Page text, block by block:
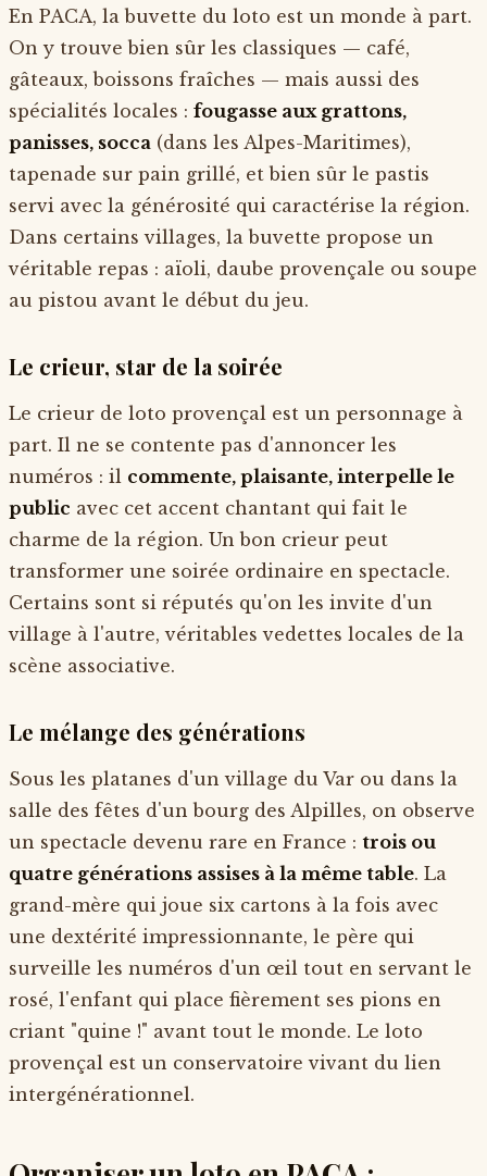
En PACA, la buvette du loto est un monde à part.
On y trouve bien sûr les classiques — café,
gâteaux, boissons fraîches — mais aussi des
spécialités locales : fougasse aux grattons,
panisses, socca (dans les Alpes-Maritimes),
tapenade sur pain grillé, et bien sûr le pastis
servi avec la générosité qui caractérise la région.
Dans certains villages, la buvette propose un
véritable repas : aïoli, daube provençale ou soupe
au pistou avant le début du jeu.
Le crieur, star de la soirée
Le crieur de loto provençal est un personnage à
part. Il ne se contente pas d'annoncer les
numéros : il commente, plaisante, interpelle le
public avec cet accent chantant qui fait le
charme de la région. Un bon crieur peut
transformer une soirée ordinaire en spectacle.
Certains sont si réputés qu'on les invite d'un
village à l'autre, véritables vedettes locales de la
scène associative.
Le mélange des générations
Sous les platanes d'un village du Var ou dans la
salle des fêtes d'un bourg des Alpilles, on observe
un spectacle devenu rare en France : trois ou
quatre générations assises à la même table. La
grand-mère qui joue six cartons à la fois avec
une dextérité impressionnante, le père qui
surveille les numéros d'un œil tout en servant le
rosé, l'enfant qui place fièrement ses pions en
criant "quine !" avant tout le monde. Le loto
provençal est un conservatoire vivant du lien
intergénérationnel.